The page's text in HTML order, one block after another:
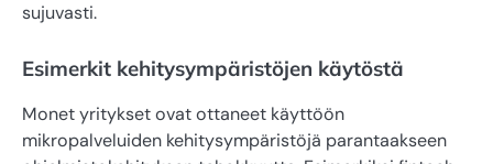
sujuvasti.
Esimerkit kehitysympäristöjen käytöstä
Monet yritykset ovat ottaneet käyttöön
mikropalveluiden kehitysympäristöjä parantaakseen